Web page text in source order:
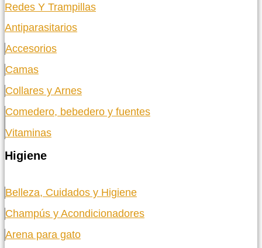
Redes Y Trampillas
Antiparasitarios
Accesorios
Camas
Collares y Arnes
Comedero, bebedero y fuentes
Vitaminas
Higiene
Belleza, Cuidados y Higiene
Champús y Acondicionadores
Arena para gato